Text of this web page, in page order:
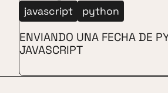
javascript python
ENVIANDO UNA FECHA DE
JAVASCRIPT